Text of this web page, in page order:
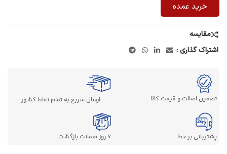
خرید عمده
مقایسه
اشتراک گذاری :
تضمین اصالت و قیمت کالا ارسال سریع به تمام نقاط کشور
پشتیبانی بر خط 7 روز ضمانت بازگشت